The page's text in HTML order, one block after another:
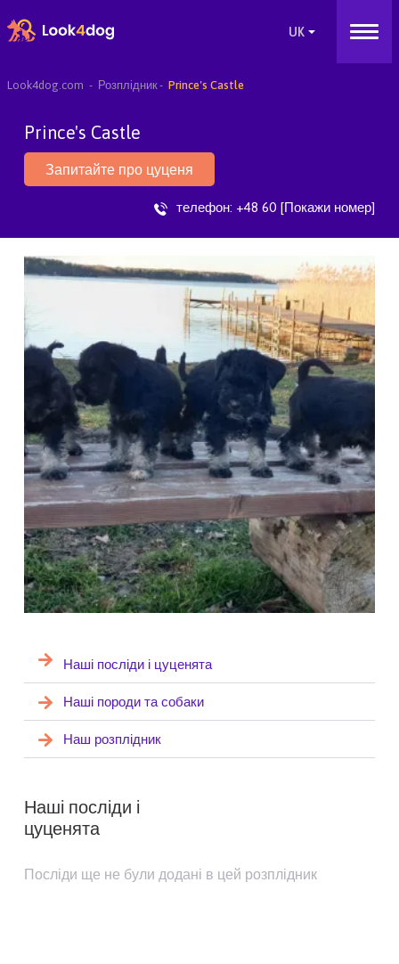
Look4dog.com Розплідник Prince's Castle
Prince's Castle
Запитайте про цуценя
телефон: +48 60 [Покажи номер]
Наші посліди і цуценята
Наші породи та собаки
Наш розплідник
Наші посліди і
цуценята
Посліди ще не були додані в цей розплідник